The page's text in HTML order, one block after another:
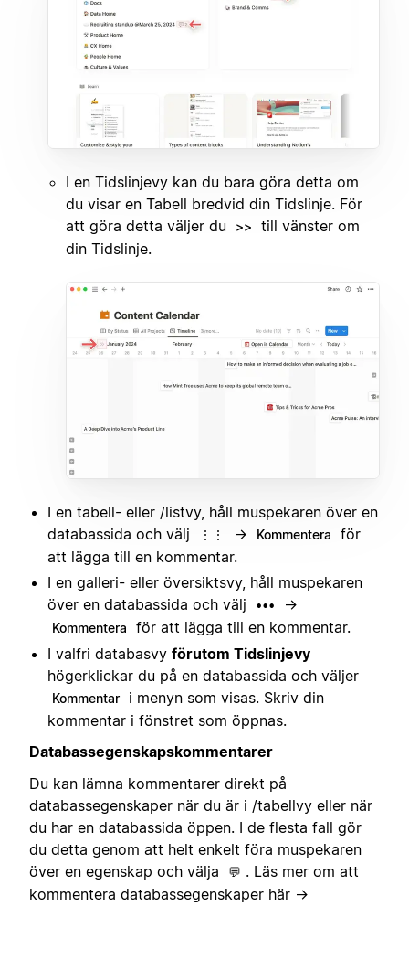
I en Tidslinjevy kan du bara göra detta om
du visar en Tabell bredvid din Tidslinje. För
att göra detta väljer du
>>
till vänster om
din Tidslinje.
I en tabell- eller /listvy, håll muspekaren över en
databassida och välj
⋮⋮ → Kommentera
för
att lägga till en kommentar.
I en galleri- eller översiktsvy, håll muspekaren
över en databassida och välj
••• →
Kommentera
för att lägga till en kommentar.
I valfri databasvy förutom Tidslinjevy
högerklickar du på en databassida och väljer
Kommentar
i menyn som visas. Skriv din
kommentar i fönstret som öppnas.
Databassegenskapskommentarer
Du kan lämna kommentarer direkt på
databassegenskaper när du är i /tabellvy eller när
du har en databassida öppen. I de flesta fall gör
du detta genom att helt enkelt föra muspekaren
över en egenskap och välja
💬 . Läs mer om att
kommentera databassegenskaper här →